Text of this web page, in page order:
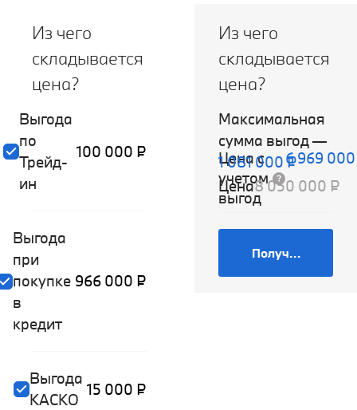
Из чего
складывается
цена?
100 000 ₽
Выгода
по
Трейд-
ин
966 000 ₽
Выгода
при
покупке
в
кредит
15 000 ₽
Выгода
КАСКО
Из чего
складывается
цена?
Максимальная
сумма выгод—
1 081 000 ₽
Цена с
учетом
выгод
6 969
Цена8 050 000 ₽
Получить